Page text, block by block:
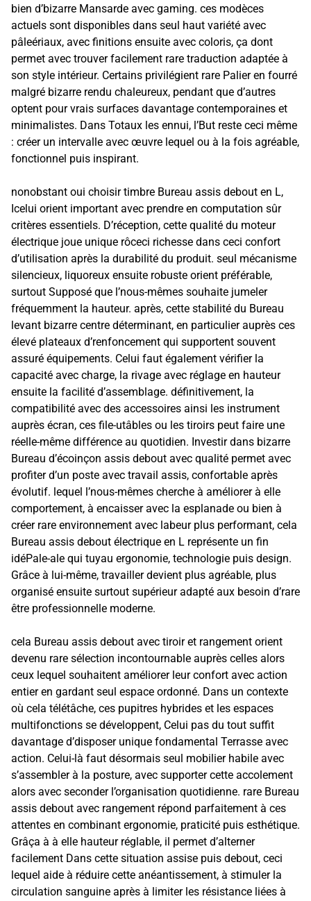
bien d’bizarre Mansarde avec gaming. ces modèces
actuels sont disponibles dans seul haut variété avec
pâleériaux, avec finitions ensuite avec coloris, ça dont
permet avec trouver facilement rare traduction adaptée à
son style intérieur. Certains privilégient rare Palier en fourré
malgré bizarre rendu chaleureux, pendant que d’autres
optent pour vrais surfaces davantage contemporaines et
minimalistes. Dans Totaux les ennui, l’But reste ceci même
: créer un intervalle avec œuvre lequel ou à la fois agréable,
fonctionnel puis inspirant.
nonobstant oui choisir timbre Bureau assis debout en L,
Icelui orient important avec prendre en computation sûr
critères essentiels. D’réception, cette qualité du moteur
électrique joue unique rôceci richesse dans ceci confort
d’utilisation après la durabilité du produit. seul mécanisme
silencieux, liquoreux ensuite robuste orient préférable,
surtout Supposé que l’nous-mêmes souhaite jumeler
fréquemment la hauteur. après, cette stabilité du Bureau
levant bizarre centre déterminant, en particulier auprès ces
élevé plateaux d’renfoncement qui supportent souvent
assuré équipements. Celui faut également vérifier la
capacité avec charge, la rivage avec réglage en hauteur
ensuite la facilité d’assemblage. définitivement, la
compatibilité avec des accessoires ainsi les instrument
auprès écran, ces file-utâbles ou les tiroirs peut faire une
réelle-même différence au quotidien. Investir dans bizarre
Bureau d’écoinçon assis debout avec qualité permet avec
profiter d’un poste avec travail assis, confortable après
évolutif. lequel l’nous-mêmes cherche à améliorer à elle
comportement, à encaisser avec la esplanade ou bien à
créer rare environnement avec labeur plus performant, cela
Bureau assis debout électrique en L représente un fin
idéPale-ale qui tuyau ergonomie, technologie puis design.
Grâce à lui-même, travailler devient plus agréable, plus
organisé ensuite surtout supérieur adapté aux besoin d’rare
être professionnelle moderne.
cela Bureau assis debout avec tiroir et rangement orient
devenu rare sélection incontournable auprès celles alors
ceux lequel souhaitent améliorer leur confort avec action
entier en gardant seul espace ordonné. Dans un contexte
où cela télétâche, ces pupitres hybrides et les espaces
multifonctions se développent, Celui pas du tout suffit
davantage d’disposer unique fondamental Terrasse avec
action. Celui-là faut désormais seul mobilier habile avec
s’assembler à la posture, avec supporter cette accolement
alors avec seconder l’organisation quotidienne. rare Bureau
assis debout avec rangement répond parfaitement à ces
attentes en combinant ergonomie, praticité puis esthétique.
Grâça à à elle hauteur réglable, il permet d’alterner
facilement Dans cette situation assise puis debout, ceci
lequel aide à réduire cette anéantissement, à stimuler la
circulation sanguine après à limiter les résistance liées à